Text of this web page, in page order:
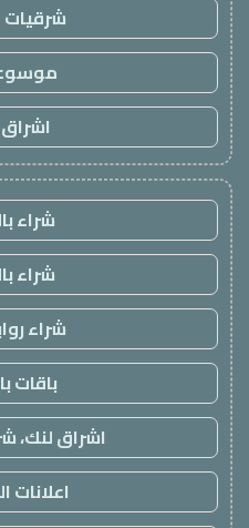
شرقيات
اشراق
شراء
شراء
شراء
باقات
اشراق لنك،
اعلانات